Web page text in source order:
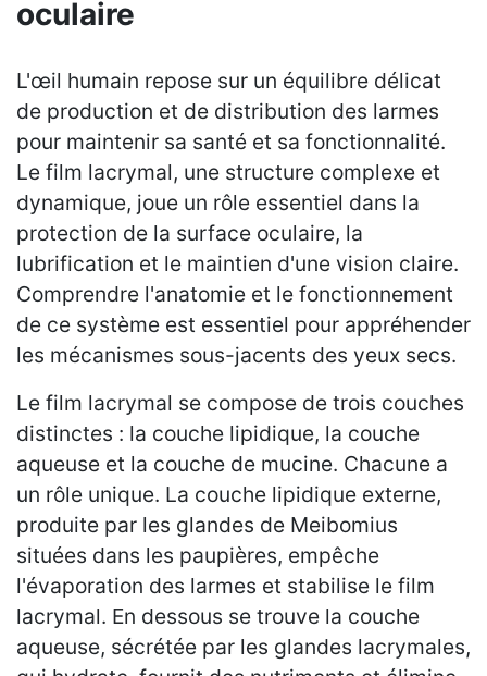
oculaire
L'œil humain repose sur un équilibre délicat
de production et de distribution des larmes
pour maintenir sa santé et sa fonctionnalité.
Le film lacrymal, une structure complexe et
dynamique, joue un rôle essentiel dans la
protection de la surface oculaire, la
lubrification et le maintien d'une vision claire.
Comprendre l'anatomie et le fonctionnement
de ce système est essentiel pour appréhender
les mécanismes sous-jacents des yeux secs.
Le film lacrymal se compose de trois couches
distinctes : la couche lipidique, la couche
aqueuse et la couche de mucine. Chacune a
un rôle unique. La couche lipidique externe,
produite par les glandes de Meibomius
situées dans les paupières, empêche
l'évaporation des larmes et stabilise le film
lacrymal. En dessous se trouve la couche
aqueuse, sécrétée par les glandes lacrymales,